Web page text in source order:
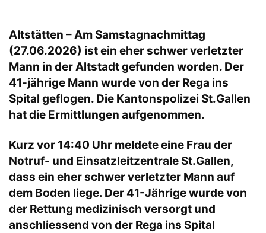
Altstätten – Am Samstagnachmittag
(27.06.2026) ist ein eher schwer verletzter
Mann in der Altstadt gefunden worden. Der
41-jährige Mann wurde von der Rega ins
Spital geflogen. Die Kantonspolizei St.Gallen
hat die Ermittlungen aufgenommen.
Kurz vor 14:40 Uhr meldete eine Frau der
Notruf- und Einsatzleitzentrale St.Gallen,
dass ein eher schwer verletzter Mann auf
dem Boden liege. Der 41-Jährige wurde von
der Rettung medizinisch versorgt und
anschliessend von der Rega ins Spital